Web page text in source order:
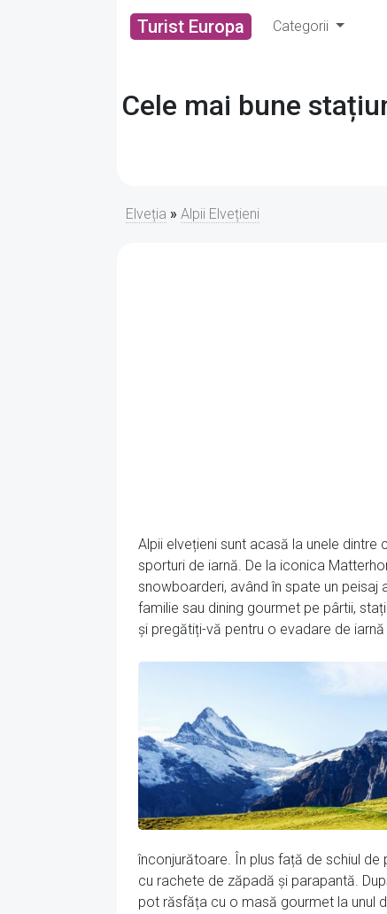
Turist Europa Categorii
Cele mai bune
Elveția » Alpii Elvețieni
Alpii elvețieni sunt acasă la unele
sporturi de iarnă. De la iconica
snowboarderi, având în spate un
familie sau dining gourmet pe pârtii,
și pregătiți-vă pentru o evadare de
înconjurătoare. În plus față de schiul
cu rachete de zăpadă și parapantă.
pot răsfăța cu o masă gourmet la unul